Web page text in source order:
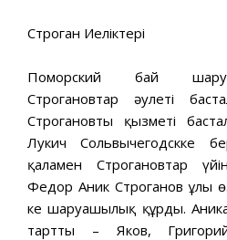
Строган Иеліктері
Поморский бай
Строгановтар әулеті
Строгановтың қызметі
Лукич Сольвычегодскке
қаламен Строгановтар
Федор Аник Строганов ұлы
кең шаруашылық құрды.
тартты – Яков,